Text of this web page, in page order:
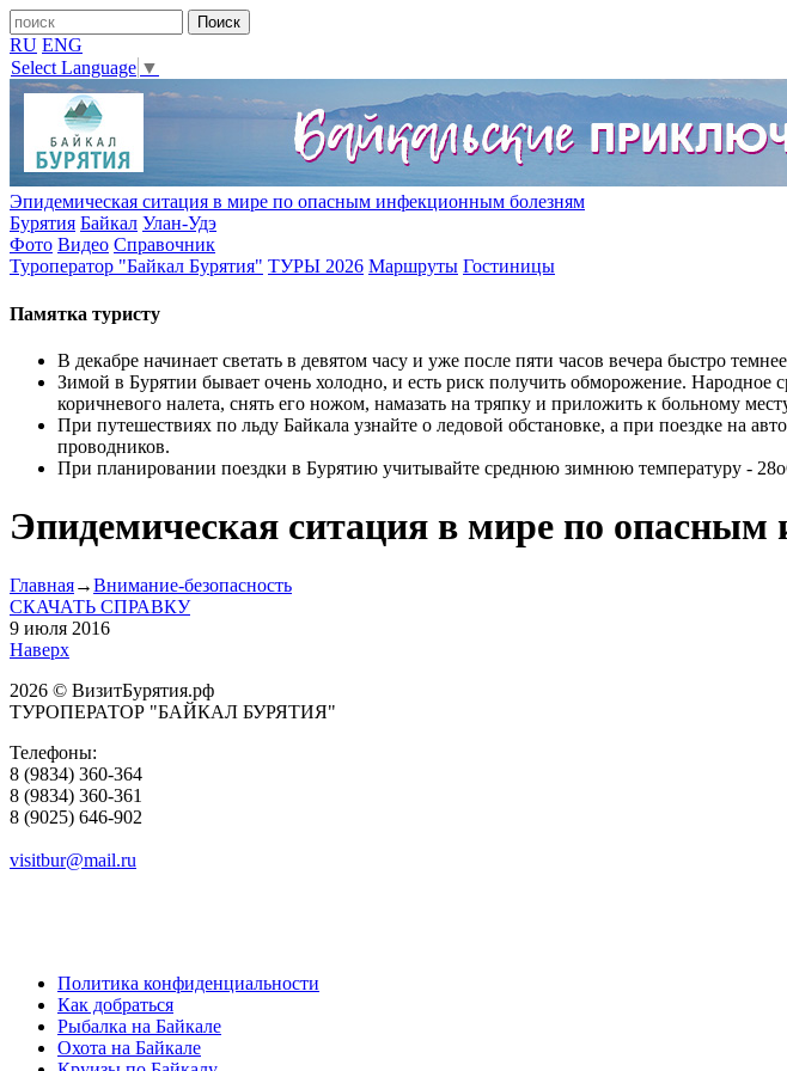
RU ENG
Select Language ▼
Эпидемическая ситация в мире по опасным инфекционным болезням
Бурятия Байкал Улан-Удэ
Фото Видео Справочник
Туроператор "Байкал Бурятия" ТУРЫ 2026 Маршруты Гостиницы
Памятка туристу
В декабре начинает светать в девятом часу и уже после пяти часов вечера быстро
Зимой в Бурятии бывает очень холодно, и есть риск получить обморожение.
коричневого налета, снять его ножом, намазать на тряпку и приложить к больному
При путешествиях по льду Байкала узнайте о ледовой обстановке, а при поездке на
проводников.
При планировании поездки в Бурятию учитывайте среднюю зимнюю температуру -
Эпидемическая ситация в мире по
Главная→Внимание-безопасность
СКАЧАТЬ СПРАВКУ
9 июля 2016
Наверх
2026 © ВизитБурятия.рф
ТУРОПЕРАТОР "БАЙКАЛ БУРЯТИЯ"
Телефоны:
8 (9834) 360-364
8 (9834) 360-361
8 (9025) 646-902
visitbur@mail.ru
Политика конфиденциальности
Как добраться
Рыбалка на Байкале
Охота на Байкале